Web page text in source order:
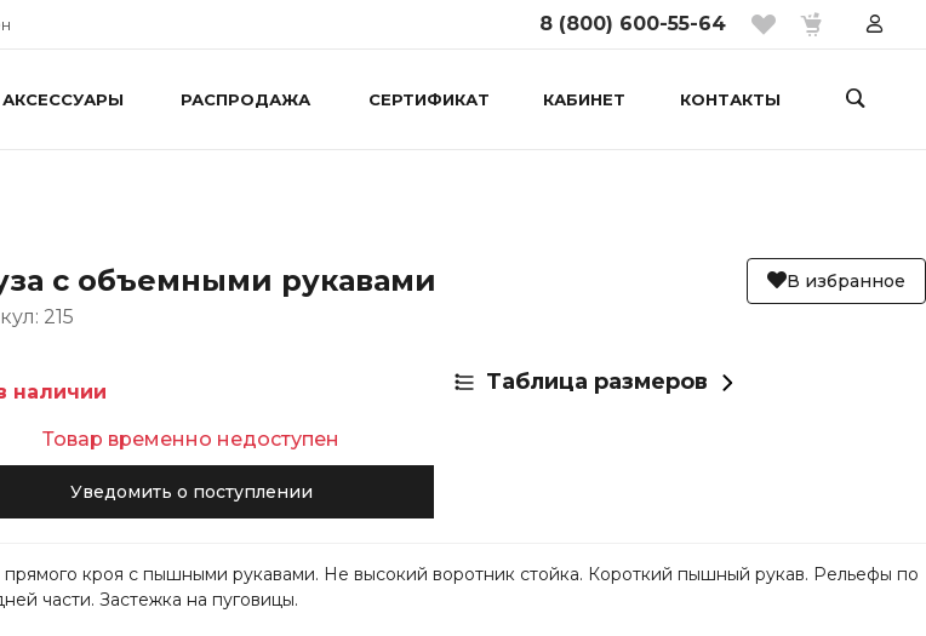
8 (800) 600-55-64
АКСЕССУАРЫ РАСПРОДАЖА СЕРТИФИКАТ КАБИНЕТ КОНТАКТЫ
с объемными рукавами В избранное
215
наличии
Товар временно недоступен
Уведомить о поступлении
Таблица размеров
прямого кроя с пышными рукавами. Не высокий воротник стойка. Короткий пышный рукав. Рельефы по
части. Застежка на пуговицы.